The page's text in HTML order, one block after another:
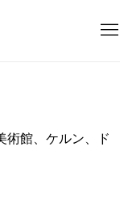
術館、ケルン、ド